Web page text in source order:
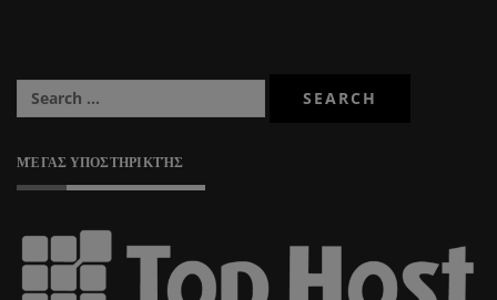
ΜΈΓΑΣ ΥΠΟΣΤΗΡΙΚΤΉΣ